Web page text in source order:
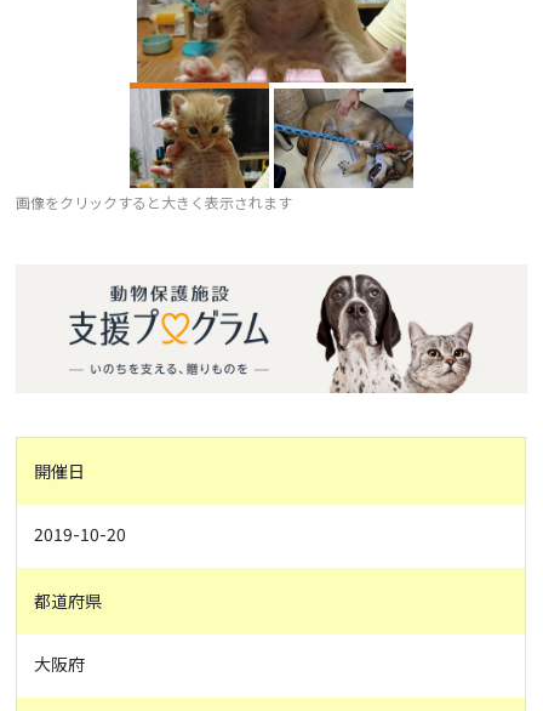
画像をクリックすると大きく表示されます
開催日
2019-10-20
都道府県
大阪府